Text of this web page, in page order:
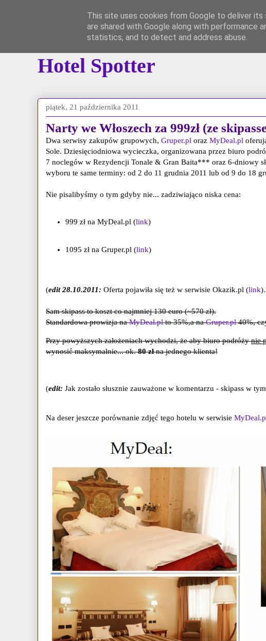
Instagram *YouTube* Grupa FB
Hotel Spotter
piątek, 21 października 2011
Narty we Włoszech za 999zł (ze
Dwa serwisy zakupów grupowych, Gruper.pl oraz MyDeal.pl
Sole. Dziesięciodniowa wycieczka, organizowana przez biuro
7 noclegów w Rezydencji Tonale & Gran Baita*** oraz 6-dniowy
wyboru te same terminy: od 2 do 11 grudnia 2011 lub od 9 do 18
Nie pisalibyśmy o tym gdyby nie... zadziwiająco niska cena:
999 zł na MyDeal.pl (link)
1095 zł na Gruper.pl (link)
(edit 28.10.2011: Oferta pojawiła się też w serwisie Okazik.pl (link
Sam skipass to koszt co najmniej 130 euro (~570 zł).
Standardowa prowizja naMyDeal.plto 35%,a naGruper.pl40%,
Przy powyższych założeniach wychodzi, że aby biuro podróżynie
wynosić maksymalnie... ok.80 złna jednego klienta!
(edit: Jak zostało słusznie zauważone w komentarzu - skipass w
Na deser jeszcze porównanie zdjęć tego hotelu w serwisie
This site uses cookies from Google to deliver
are shared with Google along with performance
statistics, and to detect and address abuse.